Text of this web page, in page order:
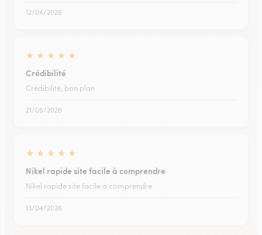
12/04/2026
★ ★ ★ ★ ★
Crédibilité
Crédibilité, bon plan
21/05/2026
★ ★ ★ ★ ★
Nikel rapide site facile à comprendre
Nikel rapide site facile à comprendre
13/04/2026